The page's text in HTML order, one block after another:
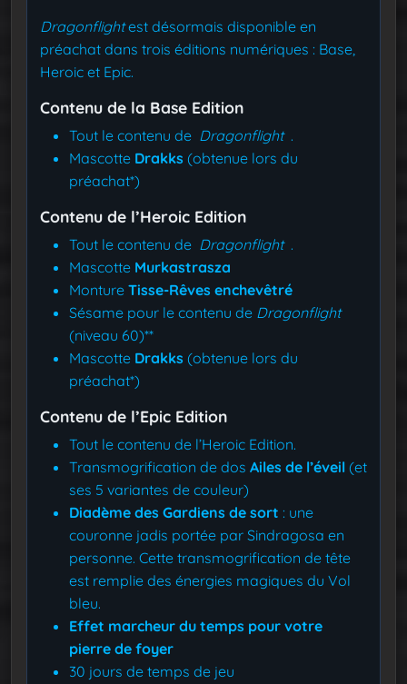
Dragonflightest désormais disponible en
préachat dans trois éditions numériques : Base,
Heroic et Epic.
Contenu de la Base Edition
Tout le contenu de Dragonflight .
Mascotte Drakks (obtenue lors du
préachat*)
Contenu de l’Heroic Edition
Tout le contenu de Dragonflight .
Mascotte Murkastrasza
Monture Tisse-Rêves enchevêtré
Sésame pour le contenu de Dragonflight
(niveau 60)**
Mascotte Drakks (obtenue lors du
préachat*)
Contenu de l’Epic Edition
Tout le contenu de l’Heroic Edition.
Transmogrification de dos Ailes de l’éveil (et
ses 5 variantes de couleur)
Diadème des Gardiens de sort : une
couronne jadis portée par Sindragosa en
personne. Cette transmogrification de tête
est remplie des énergies magiques du Vol
bleu.
Effet marcheur du temps pour votre
pierre de foyer
30 jours de temps de jeu